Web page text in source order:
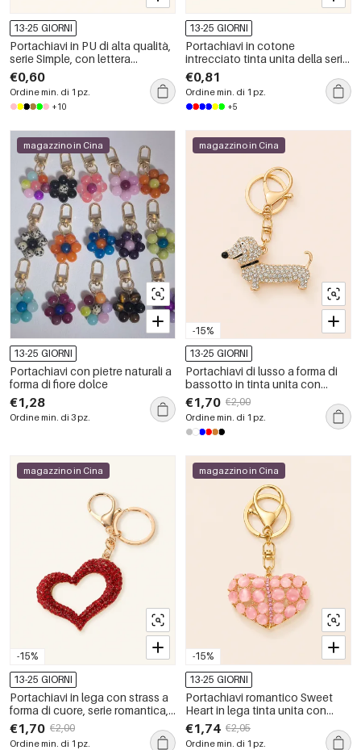
13-25 GIORNI
Portachiavi in PU di alta qualità,
serie Simple, con lettera
giornaliera, tinta unita, colore
verde chiaro.
€0,60
Ordine min. di 1 pz.
+10
13-25 GIORNI
Portachiavi in cotone
intrecciato tinta unita della serie
Simple Daily
€0,81
Ordine min. di 1 pz.
+5
magazzino in Cina
13-25 GIORNI
Portachiavi con pietre naturali a
forma di fiore dolce
€1,28
Ordine min. di 3 pz.
-15%
magazzino in Cina
13-25 GIORNI
Portachiavi di lusso a forma di
bassotto in tinta unita con
strass, in lega.
€1,70 €2,00
Ordine min. di 1 pz.
-15%
magazzino in Cina
13-25 GIORNI
Portachiavi in lega con strass a
forma di cuore, serie romantica,
casual.
€1,70 €2,00
Ordine min. di 1 pz.
-15%
magazzino in Cina
13-25 GIORNI
Portachiavi romantico Sweet
Heart in lega tinta unita con
strass
€1,74 €2,05
Ordine min. di 1 pz.